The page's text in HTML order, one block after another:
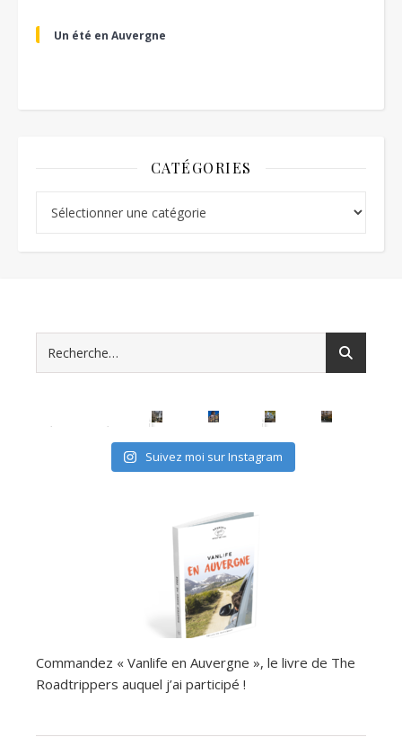
Un été en Auvergne
CATÉGORIES
avec les (mini) kids, c'est possible
Suivez moi sur Instagram
Commandez « Vanlife en Auvergne », le livre de The
Roadtrippers auquel j’ai participé !